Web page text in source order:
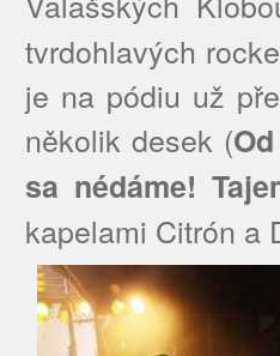
tvrdohlavých
je na pódiu už
několik desek (
sa nédáme!
kapelami Citrón a